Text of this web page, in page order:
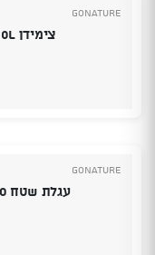
GoNature
צימידן Go Nature Duffel Bag 110L
GoNature
עגלת שטח GO NATURE Wide Glide Amigo